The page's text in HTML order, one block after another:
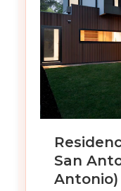
San
Antonio)